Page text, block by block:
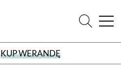
KUP WERANDĘ